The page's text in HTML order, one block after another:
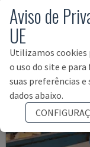
Aviso de
UE
Utilizamos cookies
o uso do site e
suas preferências e
dados abaixo.